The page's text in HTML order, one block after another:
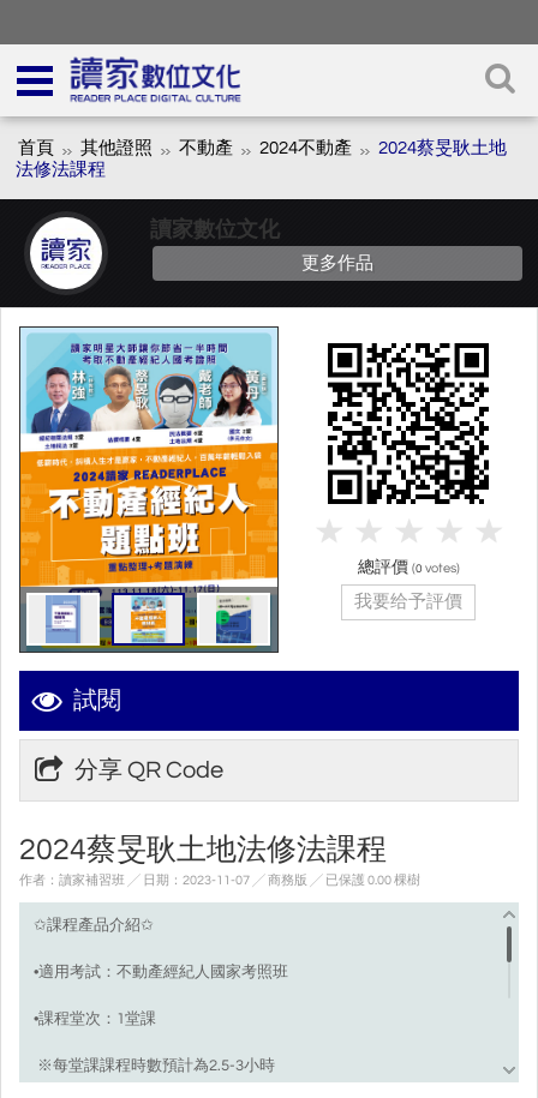
首頁 其他證照 不動產 2024不動產
2024蔡旻耿土地
法修法課程
讀家數位文化
更多作品
試閱
分享 QR Code
2024蔡旻耿土地法修法課程
作者：讀家補習班 ╱ 日期：2023-11-07 ╱ 商務版 ╱ 已保護 0.00 棵樹
✩課程產品介紹✩
•適用考試：不動產經紀人國家考照班
•課程堂次：1堂課
※每堂課課程時數預計為2.5-3小時
總評價 (0 votes)
我要给予評價